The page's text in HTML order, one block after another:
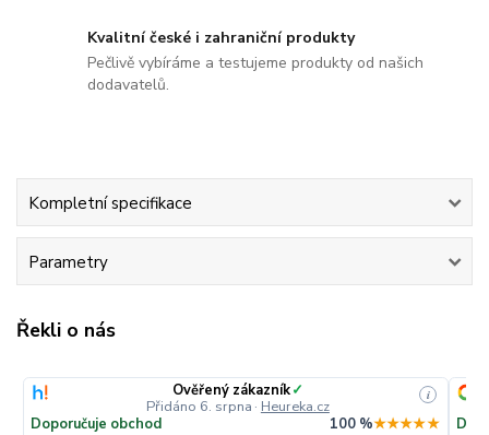
Kvalitní české i zahraniční produkty
Pečlivě vybíráme a testujeme produkty od našich
dodavatelů.
Kompletní specifikace
Parametry
Řekli o nás
Ověřený zákazník✓
Přidáno 6. srpna · Heureka.cz
i
Doporučuje obchod 100 %★★★★★